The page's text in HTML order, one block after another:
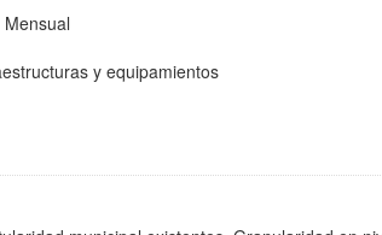
y equipamientos